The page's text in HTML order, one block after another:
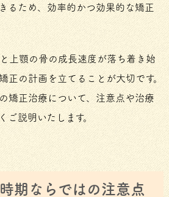
るため、効率的かつ効果的な矯正
上顎の骨の成長速度が落ち着き始
正の計画を立てることが大切です。
矯正治療について、注意点や治療
ご説明いたします。
期ならではの注意点